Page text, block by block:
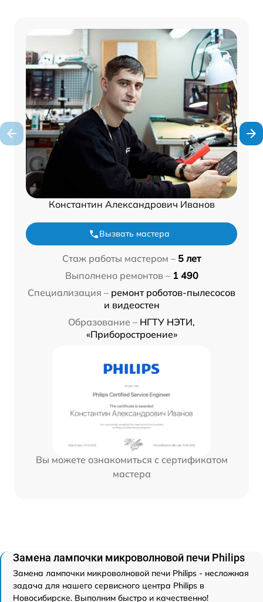
Константин Александрович Иванов
Вызвать мастера
Стаж работы мастером – 5 лет
Выполнено ремонтов – 1 490
Специализация – ремонт роботов-пылесосов
и видеостен
Образование – НГТУ НЭТИ,
«Приборостроение»
Вы можете ознакомиться с сертификатом
мастера
Замена лампочки микроволновой печи Philips
Замена лампочки микроволновой печи Philips - несложная
задача для нашего сервисного центра Philips в
Новосибирске. Выполним быстро и качественно!